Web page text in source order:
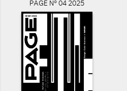
PAGE N° 04 2025